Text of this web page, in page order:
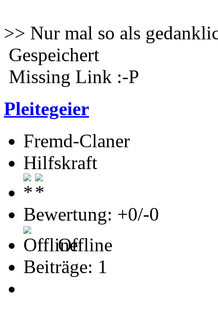
>> Nur mal so als
Gespeichert
Missing Link :-P
Pleitegeier
Fremd-Claner
Hilfskraft
Bewertung: +0/-0
Offline
Beiträge: 1